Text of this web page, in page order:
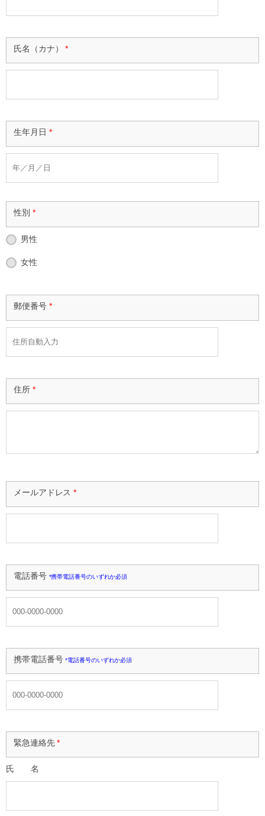
氏名（カナ）*
生年月日 *
性別 *
男性
女性
郵便番号 *
住所 *
メールアドレス*
電話番号 *携帯電話番号のいずれか必須
携帯電話番号*電話番号のいずれか必須
緊急連絡先*
氏 名